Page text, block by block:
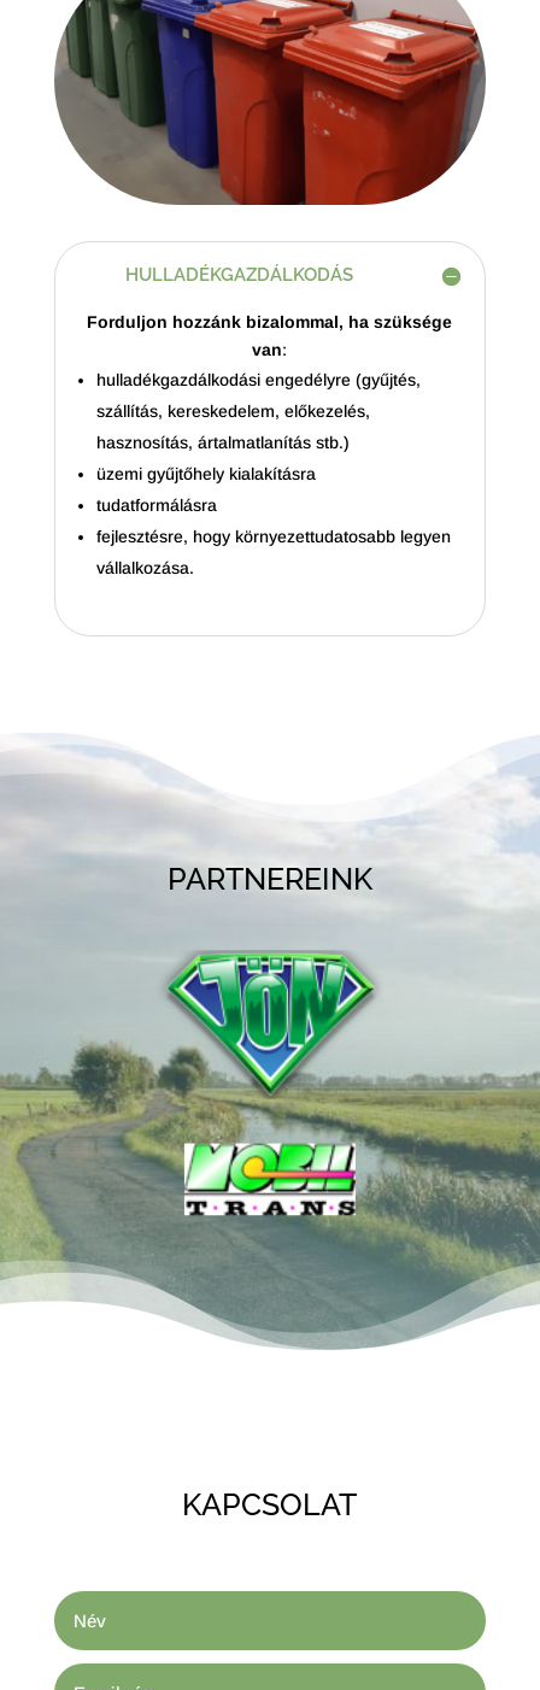
HULLADÉKGAZDÁLKODÁS
Forduljon hozzánk bizalommal, ha szüksége
van:
hulladékgazdálkodási engedélyre (gyűjtés,
szállítás, kereskedelem, előkezelés,
hasznosítás, ártalmatlanítás stb.)
üzemi gyűjtőhely kialakításra
tudatformálásra
fejlesztésre, hogy környezettudatosabb legyen
vállalkozása.
PARTNEREINK
KAPCSOLAT